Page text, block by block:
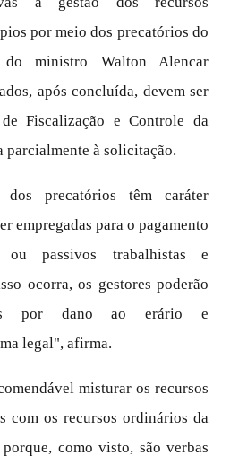
por meio dos precatórios do
ministro Walton Alencar
após concluída, devem ser
Fiscalização e Controle da
parcialmente à solicitação.
precatórios têm caráter
empregadas para o pagamento
ou passivos trabalhistas e
ocorra, os gestores poderão
por dano ao erário e
legal", afirma.
misturar os recursos
com os recursos ordinários da
como visto, são verbas